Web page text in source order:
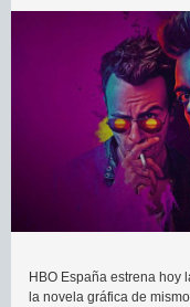
HBO España estrena hoy
la novela gráfica de